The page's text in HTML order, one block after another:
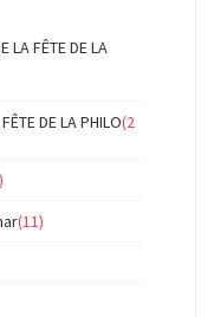
LA FÊTE DE LA
DE LA PHILO(2
(11)